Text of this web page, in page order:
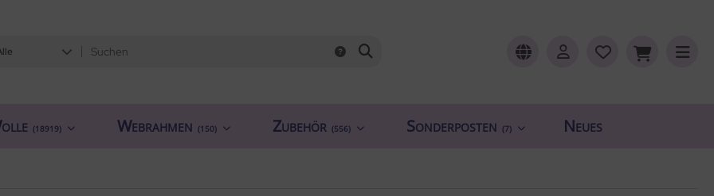
(18919) Webrahmen (150) Zubehör (556) Sonderposten (7) Neues